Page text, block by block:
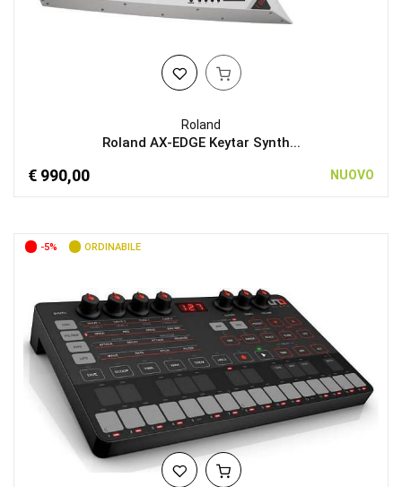
Roland
Roland AX-EDGE Keytar Synth...
€ 990,00 NUOVO
-5% ORDINABILE